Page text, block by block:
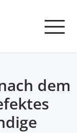
dem